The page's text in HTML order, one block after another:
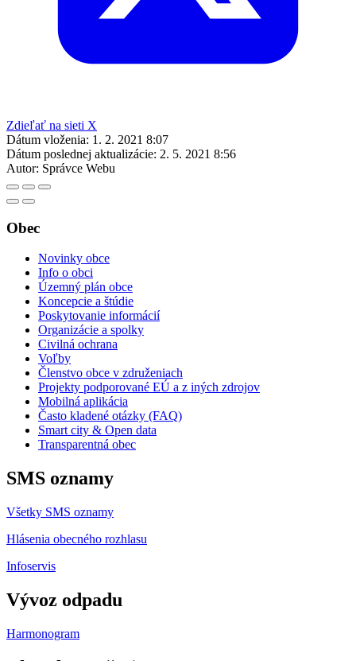
Zdieľať na sieti X
Dátum vloženia: 1. 2. 2021 8:07
Dátum poslednej aktualizácie: 2. 5. 2021 8:56
Autor: Správce Webu
Obec
Novinky obce
Info o obci
Územný plán obce
Koncepcie a štúdie
Poskytovanie informácií
Organizácie a spolky
Civilná ochrana
Voľby
Členstvo obce v združeniach
Projekty podporované EÚ a z iných zdrojov
Mobilná aplikácia
Často kladené otázky (FAQ)
Smart city & Open data
Transparentná obec
SMS oznamy
Všetky SMS oznamy
Hlásenia obecného rozhlasu
Infoservis
Vývoz odpadu
Harmonogram